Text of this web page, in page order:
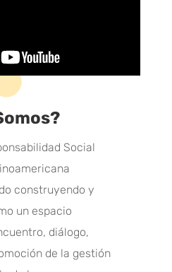
Social
construyendo y
un espacio
diálogo,
de la gestión